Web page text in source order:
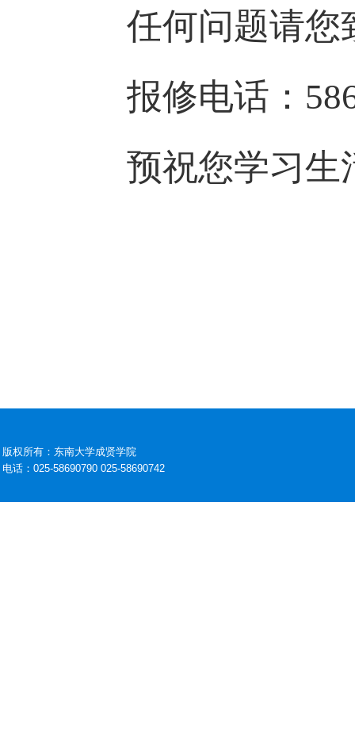
任何问题请您
报修电话：
预祝您学习生
版权所有：东南大学成贤学院
电话：025-58690790 025-58690742